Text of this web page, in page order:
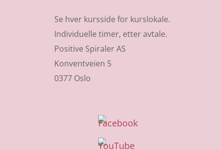
Se hver kursside for kurslokale.
Individuelle timer, etter avtale.
Positive Spiraler AS
Konventveien 5
0377 Oslo